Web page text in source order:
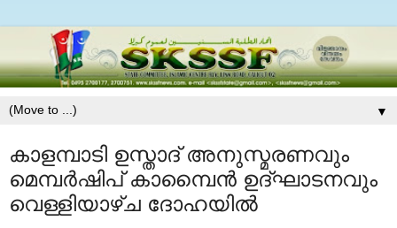
▼
കാളമ്പാടി ഉസ്താദ്‌ അനുസ്മരണവും
മെമ്പര്‍ഷിപ് കാമ്പൈന്‍ ഉദ്ഘാടനവും
വെള്ളിയാഴ്ച ദോഹയില്‍